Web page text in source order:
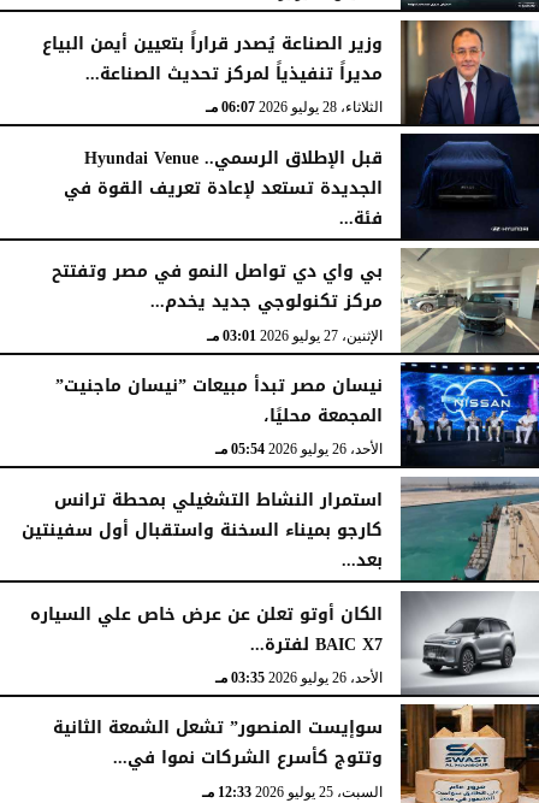
وزير الصناعة يُصدر قراراً بتعيين أيمن البياع
مديراً تنفيذياً لمركز تحديث الصناعة...
الثلاثاء، 28 يوليو 2026 06:07 مـ
قبل الإطلاق الرسمي.. Hyundai Venue
الجديدة تستعد لإعادة تعريف القوة في
فئة...
الثلاثاء، 28 يوليو 2026 12:28 مـ
بي واي دي تواصل النمو في مصر وتفتتح
مركز تكنولوجي جديد يخدم...
الإثنين، 27 يوليو 2026 03:01 مـ
نيسان مصر تبدأ مبيعات ”نيسان ماجنيت”
المجمعة محليًا،
الأحد، 26 يوليو 2026 05:54 مـ
استمرار النشاط التشغيلي بمحطة ترانس
كارجو بميناء السخنة واستقبال أول سفينتين
بعد...
الأحد، 26 يوليو 2026 05:52 مـ
الكان أوتو تعلن عن عرض خاص علي السياره
BAIC X7 لفترة...
الأحد، 26 يوليو 2026 03:35 مـ
سوإيست المنصور” تشعل الشمعة الثانية
وتتوج كأسرع الشركات نموا في...
السبت، 25 يوليو 2026 12:33 مـ